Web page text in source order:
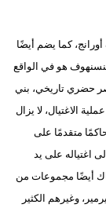
كما يضم أيضًا
هو في الواقع
ويليام أوف أورانج عام 1584 وهو قصر حضري تاريخي، بني
الاغتيال، لا يزال
متقدمًا على
اغتياله على يد
أيضًا مجموعات من
وغيرهم الكثير